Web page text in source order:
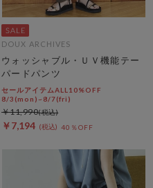
DOUX ARCHIVES
ウォッシャブル・ＵＶ機能テー
パードパンツ
セールアイテムALL10%OFF
8/3(mon)~8/7(fri)
￥7,194 40％OFF
￥11,990